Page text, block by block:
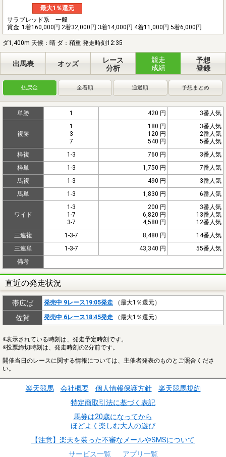
最大1％還元
サラブレッド系 一般
賞金 1着160,000円 2着32,000円 3着14,000円 4着11,000円 5着6,000円
ダ1,400m 天候：晴 ダ：稍重 発走時刻12:35
出馬表 オッズ
レース
分析
競走
成績
予想
登録
払戻金 全着順 通過順 予想まとめ
単勝 1 420 円 3番人気
複勝
1
3
7
180 円
120 円
540 円
3番人気
2番人気
5番人気
枠複
1-3 760 円
3番人気
枠単
1-3 1,750 円
7番人気
馬複
1-3 490 円
3番人気
馬単
1-3 1,830 円 6番人気
ワイド
1-3
1-7
3-7
200 円
6,820 円
4,580 円
3番人気
13番人気
12番人気
三連複
1-3-7 8,480 円
14番人気
三連単
1-3-7 43,340 円
55番人気
備考
直近の発走状況
帯広ば 発売中 9レース19:05発走 （最大1％還元）
佐賀 発売中 6レース18:45発走 （最大1％還元）
※表示されている時刻は、発走予定時刻です。
※投票締切時刻は、発走時刻の2分前です。
開催当日のレースに関する情報については、主催者発表のものとご照合くださ
い。
楽天競馬 会社概要 個人情報保護方針
楽天競馬規約
特定商取引法に基づく表記
馬券は20歳になってから
ほどよく楽しむ大人の遊び
【注意】楽天を装った不審なメールやSMSについて
サービス一覧
アプリ一覧